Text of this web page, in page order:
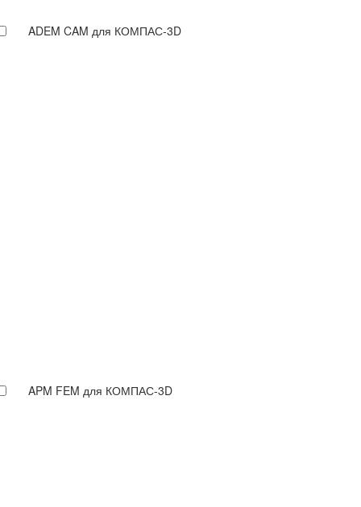
ADEM CAM для КОМПАС-3D
APM FEM для КОМПАС-3D